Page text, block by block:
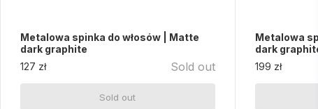
Metalowa spinka do włosów | Matte
dark graphite
127 zł
Sold out
Sold out
Metalowa
dark
199 zł